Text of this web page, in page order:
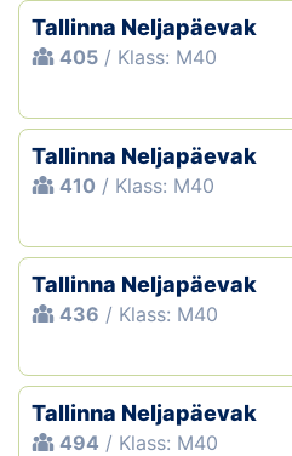
Tallinna Neljapäevak
405 / Klass: M40
Tallinna Neljapäevak
410 / Klass: M40
Tallinna Neljapäevak
436 / Klass: M40
Tallinna Neljapäevak
494 / Klass: M40